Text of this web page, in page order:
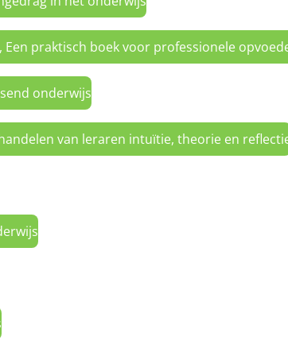
Een praktisch boek voor professionele
onderwijs
van leraren intuïtie, theorie en